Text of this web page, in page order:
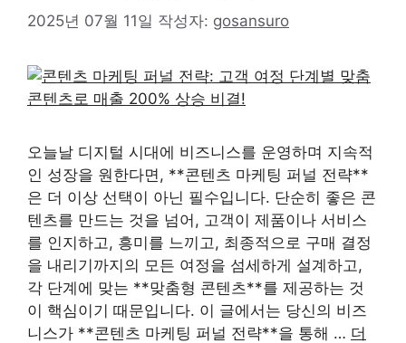
2025년 07월 11일 작성자: gosansuro
오늘날 디지털 시대에 비즈니스를 운영하며 지속적
인 성장을 원한다면, **콘텐츠 마케팅 퍼널 전략**
은 더 이상 선택이 아닌 필수입니다. 단순히 좋은 콘
텐츠를 만드는 것을 넘어, 고객이 제품이나 서비스
를 인지하고, 흥미를 느끼고, 최종적으로 구매 결정
을 내리기까지의 모든 여정을 섬세하게 설계하고,
각 단계에 맞는 **맞춤형 콘텐츠**를 제공하는 것
이 핵심이기 때문입니다. 이 글에서는 당신의 비즈
니스가 **콘텐츠 마케팅 퍼널 전략**을 통해 … 더